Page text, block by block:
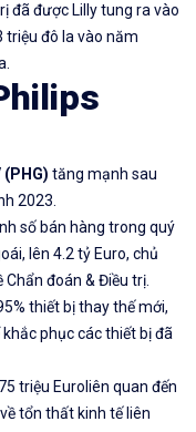
đã được Lilly tung ra vào
triệu đô la vào năm
(PHG) tăng mạnh sau
2023.
số bán hàng trong quý
lên 4.2 tỷ Euro, chủ
đoán & Điều trị.
thiết bị thay thế mới,
phục các thiết bị đã
triệu Euroliên quan đến
tổn thất kinh tế liên